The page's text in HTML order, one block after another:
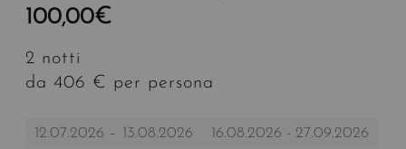
100,00€
2 notti
da 406 € per persona
12.07.2026 – 13.08.2026 16.08.2026 - 27.09.2026